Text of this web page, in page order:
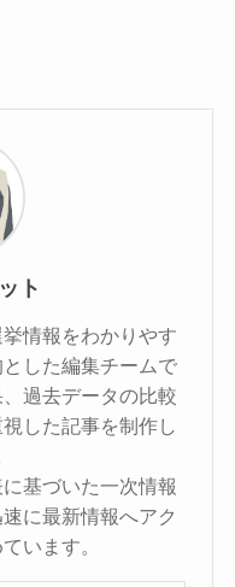
ト
情報をわかりやす
した編集チームで
過去データの比較
した記事を制作し
基づいた一次情報
に最新情報へアク
います。